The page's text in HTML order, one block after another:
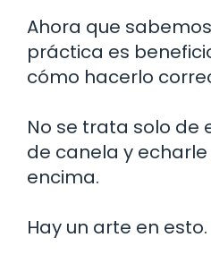
Ahora que
práctica es
cómo hacerlo
No se trata solo de
de canela y
encima.
Hay un arte en esto.